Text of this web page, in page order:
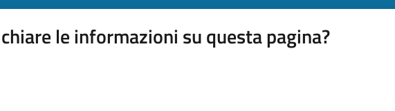
le informazioni su questa pagina?